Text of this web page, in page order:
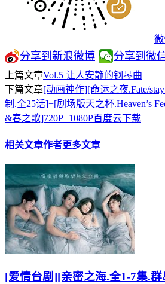
分享到新浪微博 分享到微
上篇文章Vol.5 让人安静的钢琴曲
下篇文章[动画神作][命运之夜.Fate/
制.全25话]+[剧场版天之杯.Heaven’s
&春之歌]720P+1080P百度云下载
相关文章作者更多文章
[爱情台剧][亲密之海.全1-7集.群